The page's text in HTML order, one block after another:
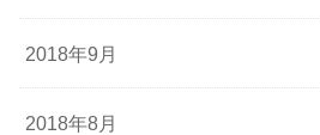
2018年9月
2018年8月